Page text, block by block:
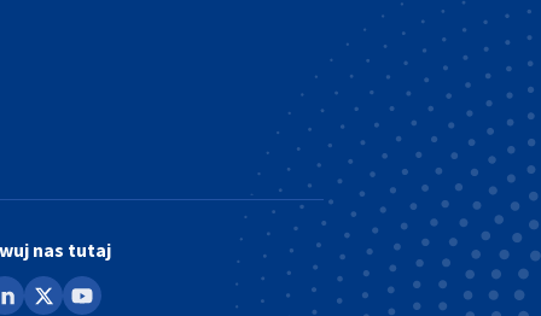
nas tutaj
x youtube